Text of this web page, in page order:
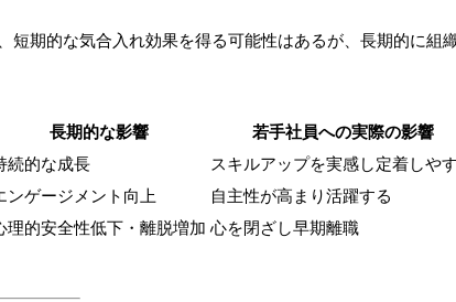
期的な気合入れ効果を得る可能性はあるが、長期的に組織
長期的な影響
若手社員への実際の影響
続的な成長
スキルアップを実感し定着しや
ンゲージメント向上
自主性が高まり活躍する
理的安全性低下・離脱増加 心を閉ざし早期離職